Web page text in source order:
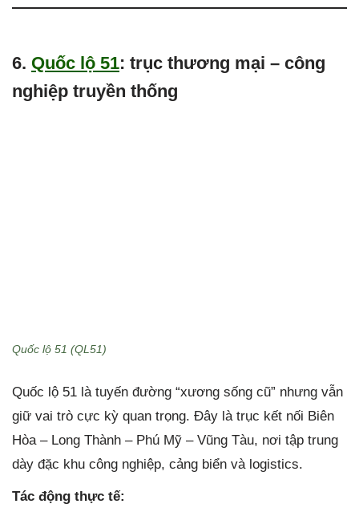
6. Quốc lộ 51: trục thương mại – công
nghiệp truyền thống
Quốc lộ 51 (QL51)
Quốc lộ 51 là tuyến đường “xương sống cũ” nhưng vẫn
giữ vai trò cực kỳ quan trọng. Đây là trục kết nối Biên
Hòa – Long Thành – Phú Mỹ – Vũng Tàu, nơi tập trung
dày đặc khu công nghiệp, cảng biển và logistics.
Tác động thực tế: